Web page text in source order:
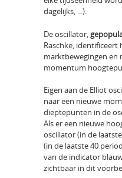
dagelijks, ...).
De oscillator,
Raschke,
marktbewegingen en
momentum
Eigen aan de Elliot
naar een nieuwe
dieptepunten in de
Als er een nieuwe
oscillator (in de
(in de laatste 40
van de indicator
zichtbaar in dit